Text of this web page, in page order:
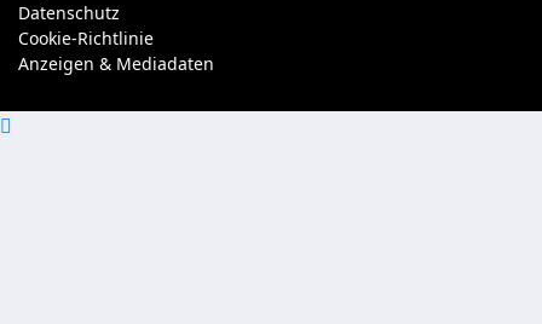
Datenschutz
Cookie-Richtlinie
Anzeigen & Mediadaten